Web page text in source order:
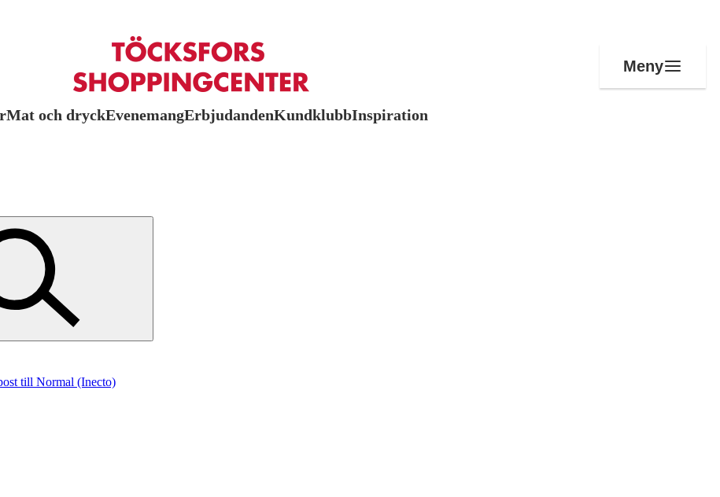
Meny
Mat och dryckEvenemangErbjudandenKundklubbInspiration
till Normal (Inecto)